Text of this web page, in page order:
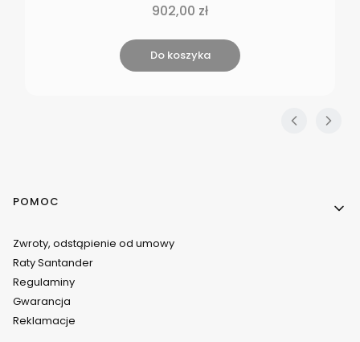
Cena
902,00 zł
Do koszyka
Linki w stopce
POMOC
Zwroty, odstąpienie od umowy
Raty Santander
Regulaminy
Gwarancja
Reklamacje